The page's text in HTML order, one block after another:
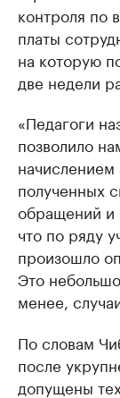
контроля по
платы
на которую
две недели
«Педагоги
позволило
начислением
полученных
обращений и
что по ряду
произошло
Это
менее,
По словам
после
допущены